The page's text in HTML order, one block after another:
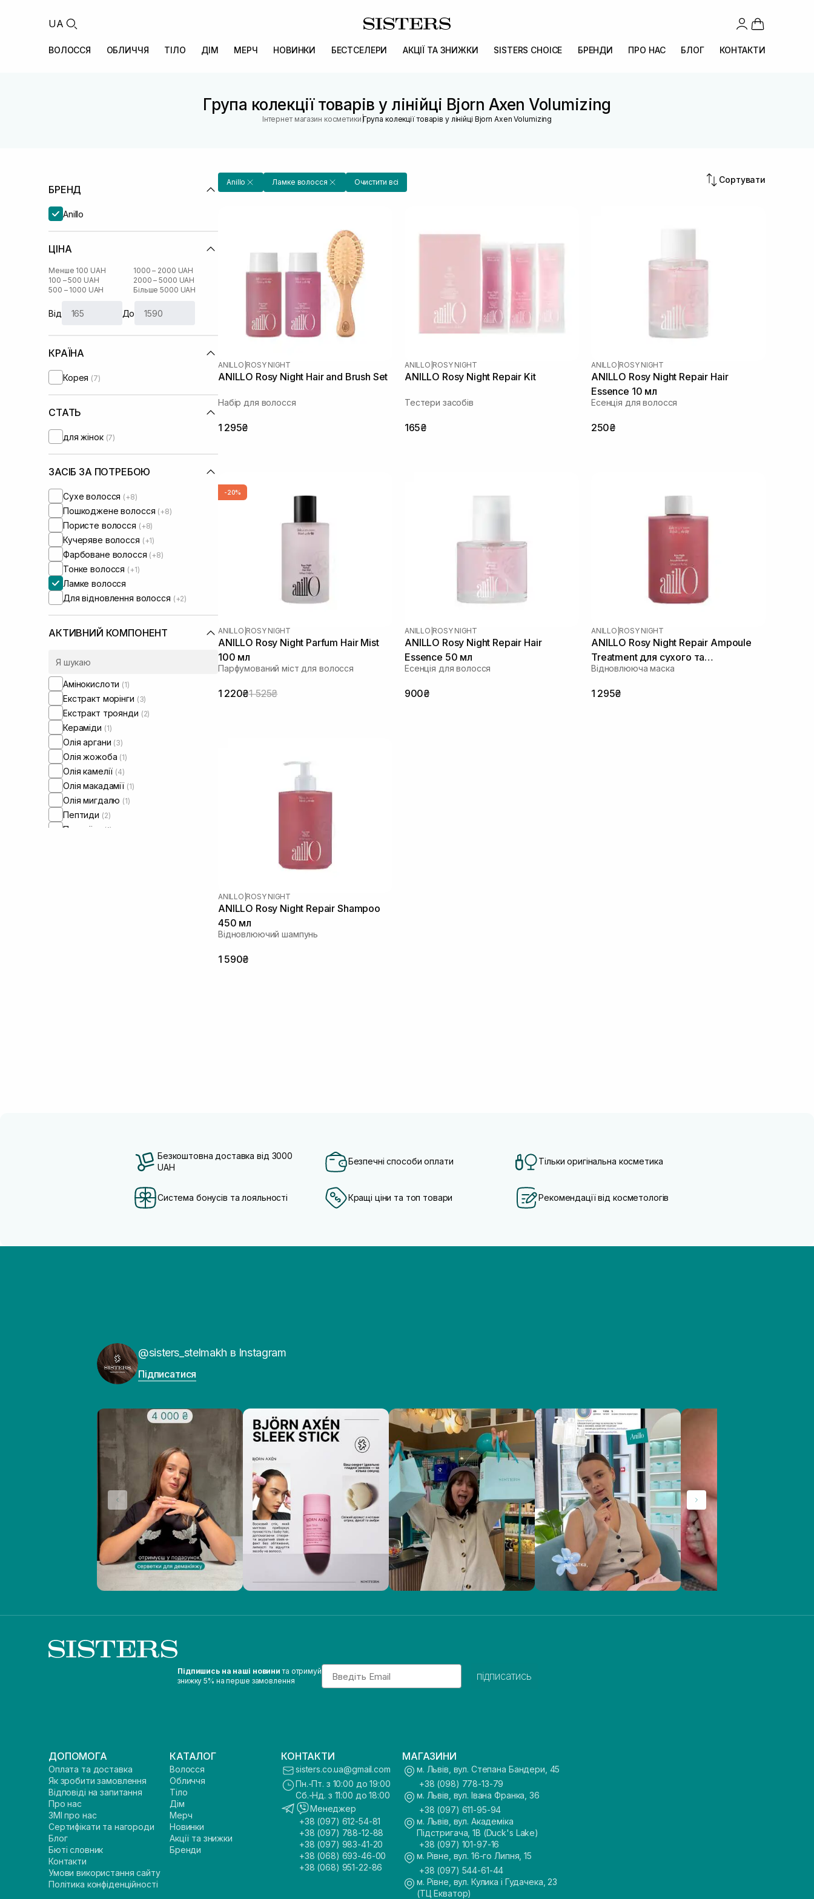
UA
ВОЛОССЯ ОБЛИЧЧЯ ТІЛО ДІМ МЕРЧ НОВИНКИ БЕСТСЕЛЕРИ АКЦІЇ ТА ЗНИЖКИ SISTERS CHOICE БРЕНДИ ПРО НАС БЛОГ КОНТАКТИ
Група колекції товарів у лінійці Bjorn Axen Volumizing
Інтернет магазин косметики |Група колекції товарів у лінійці Bjorn Axen Volumizing
БРЕНД
Anillo
ЦІНА
Менше 100 UAH
100 – 500 UAH
500 – 1000 UAH
1000 – 2000 UAH
2000 – 5000 UAH
Більше 5000 UAH
Від До
КРАЇНА
Корея (7)
СТАТЬ
для жінок (7)
ЗАСІБ ЗА ПОТРЕБОЮ
Сухе волосся (+8)
Пошкоджене волосся (+8)
Пористе волосся (+8)
Кучеряве волосся (+1)
Фарбоване волосся (+8)
Тонке волосся (+1)
Ламке волосся
Для відновлення волосся (+2)
АКТИВНИЙ КОМПОНЕНТ
Амінокислоти (1)
Екстракт морінги (3)
Екстракт троянди (2)
Кераміди (1)
Олія аргани (3)
Олія жожоба (1)
Олія камелії (4)
Олія макадамії (1)
Олія мигдалю (1)
Пептиди (2)
Протеїни (1)
Anillo Ламке волосся Очистити всі Сортувати
ANILLO ROSY NIGHT
ANILLO Rosy Night Hair and Brush Set
Набір для волосся
1 295₴
ANILLO ROSY NIGHT
ANILLO Rosy Night Repair Kit
Тестери засобів
165₴
ANILLO ROSY NIGHT
ANILLO Rosy Night Repair Hair
Essence 10 мл
Есенція для волосся
250₴
-20%
ANILLO ROSY NIGHT
ANILLO Rosy Night Parfum Hair Mist
100 мл
Парфумований міст для волосся
1 220₴1 525₴
ANILLO ROSY NIGHT
ANILLO Rosy Night Repair Hair
Essence 50 мл
Есенція для волосся
900₴
ANILLO ROSY NIGHT
ANILLO Rosy Night Repair Ampoule
Treatment для сухого та
пошкодженого волосся 200 мл
Відновлююча маска
1 295₴
ANILLO ROSY NIGHT
ANILLO Rosy Night Repair Shampoo
450 мл
Відновлюючий шампунь
1 590₴
Безкоштовна доставка від 3000
UAH
Безпечні способи оплати Тільки оригінальна косметика
Система бонусів та лояльності Кращі ціни та топ товари Рекомендації від косметологів
@sisters_stelmakh в Instagram
Підписатися
Підпишись на наші новини та отримуй
знижку 5% на перше замовлення
Email
підписатись
ДОПОМОГА
Оплата та доставка
Як зробити замовлення
Відповіді на запитання
Про нас
ЗМІ про нас
Сертифікати та нагороди
Блог
Бюті словник
Контакти
Умови використання сайту
Політика конфіденційності
КАТАЛОГ
Волосся
Обличчя
Тіло
Дім
Мерч
Новинки
Акції та знижки
Бренди
КОНТАКТИ
sisters.co.ua@gmail.com
Пн.-Пт. з 10:00 до 19:00
Сб.-Нд. з 11:00 до 18:00
Менеджер
+38 (097) 612-54-81
+38 (097) 788-12-88
+38 (097) 983-41-20
+38 (068) 693-46-00
+38 (068) 951-22-86
МАГАЗИНИ
м. Львів, вул. Степана Бандери, 45
+38 (098) 778-13-79
м. Львів, вул. Івана Франка, 36
+38 (097) 611-95-94
м. Львів, вул. Академіка
Підстригача, 1В (Duck's Lake)
+38 (097) 101-97-16
м. Рівне, вул. 16-го Липня, 15
+38 (097) 544-61-44
м. Рівне, вул. Кулика і Гудачека, 23
(ТЦ Екватор)